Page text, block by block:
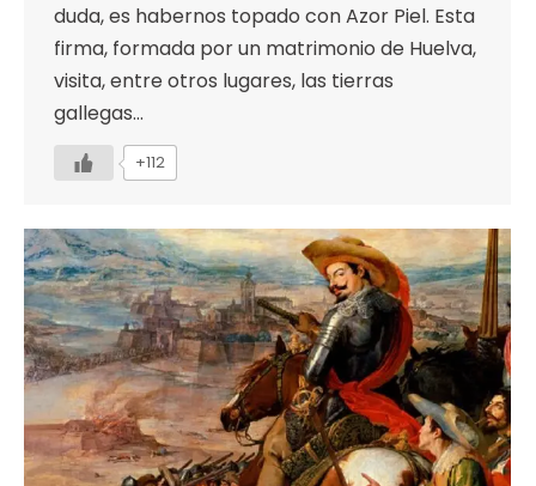
duda, es habernos topado con Azor Piel. Esta
firma, formada por un matrimonio de Huelva,
visita, entre otros lugares, las tierras
gallegas…
+112